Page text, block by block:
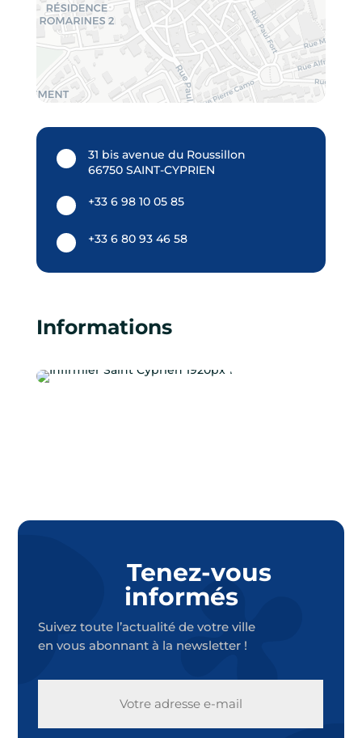
31 bis avenue du Roussillon
66750 SAINT-CYPRIEN
+33 6 98 10 05 85
+33 6 80 93 46 58
Informations
Tenez-vous
informés
Suivez toute l’actualité de votre ville
en vous abonnant à la newsletter !